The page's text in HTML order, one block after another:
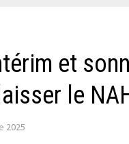
et
le
2025